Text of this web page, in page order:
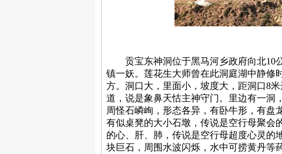
贡宝东神洞位于黑马河乡政府向北10
镇一妖。莲花生大师曾在此洞庭湖中静修
方。洞口大，里面小，坡度大，距洞口8
道，说是象鼻天怙主神守门。里边有一洞
周怪石嶙峋，形态各异，有卧牛形，有盘
有似桌凳的大小石墩，传说是空行母聚会
的心、肝、肺，传说是空行母超度心灵的
块巨石，周围水波闪烁，水中可捞黄丹等